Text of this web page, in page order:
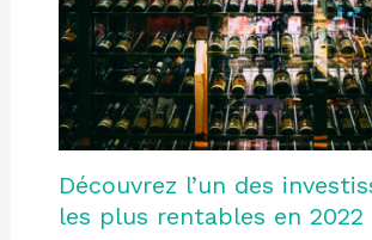
Découvrez l’un des
les plus rentables en 2022